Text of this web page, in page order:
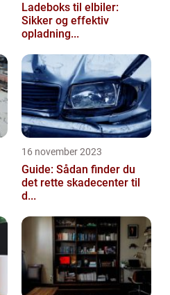
Ladeboks til elbiler:
Sikker og effektiv
opladning...
16 november 2023
Guide: Sådan finder du
det rette skadecenter til
d...